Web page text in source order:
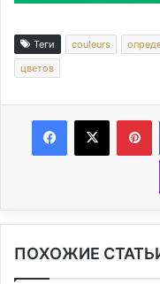
Теги couleurs
цветов
ПОХОЖИЕ